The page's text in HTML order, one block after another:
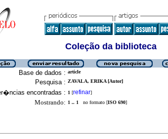
Coleção da biblioteca
Base de dados : article
Pesquisa : ZAVALA, ERIKA [Autor]
encontradas : 1 [refinar]
Mostrando: 1 .. 1 no formato [ISO 690]